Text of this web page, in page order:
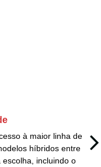
à maior linha de
híbridos entre
incluindo o